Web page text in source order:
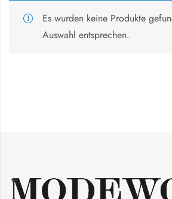
Es wurden keine Produkte
Auswahl entsprechen.